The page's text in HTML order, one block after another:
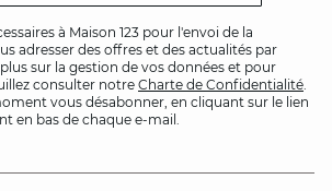
à Maison 123 pour l'envoi de la
adresser des offres et des actualités par
sur la gestion de vos données et pour
consulter notre Charte de Confidentialité.
vous désabonner, en cliquant sur le lien
en bas de chaque e-mail.